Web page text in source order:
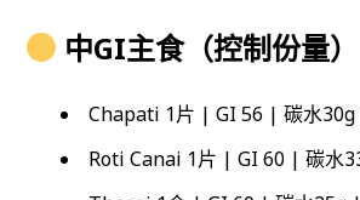
中GI主食（控制份量）
Chapati 1片 | GI 56 | 碳水
Roti Canai 1片 | GI 60 | 碳水